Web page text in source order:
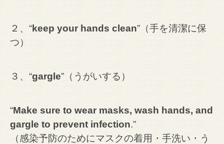
２、“keep your hands clean”（手を清潔に保
つ）
３、“gargle”（うがいする）
“Make sure to wear masks, wash hands, and
gargle to prevent infection.”
（感染予防のためにマスクの着用・手洗い・う